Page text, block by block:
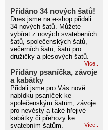
Přidáno 34 nových šatů!
Dnes jsme na e-shop přidali
34 nových šatů. Můžete
vybírat z nových svatebeních
šatů, společenských šatů,
večerních šatů, šatů pro
družičky a plesových šatů.
Více..
Přidány psaníčka, závoje
a kabátky
Přidali jsme pro Vás nově
nabídku psaníček ke
společenským šatům, závoje
pro nevěsty a také hřejivé
kabátky či přehozy ke
svatebním šatům.
Více..